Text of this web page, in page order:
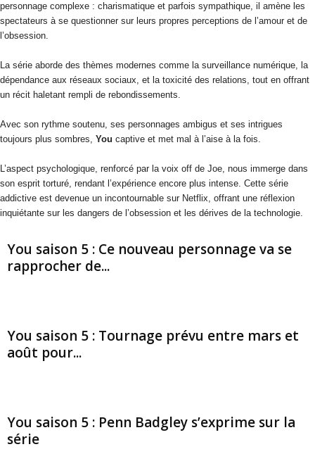
personnage complexe : charismatique et parfois sympathique, il amène les
spectateurs à se questionner sur leurs propres perceptions de l’amour et de
l’obsession.
La série aborde des thèmes modernes comme la surveillance numérique, la
dépendance aux réseaux sociaux, et la toxicité des relations, tout en offrant
un récit haletant rempli de rebondissements.
Avec son rythme soutenu, ses personnages ambigus et ses intrigues
toujours plus sombres, You captive et met mal à l’aise à la fois.
L’aspect psychologique, renforcé par la voix off de Joe, nous immerge dans
son esprit torturé, rendant l’expérience encore plus intense. Cette série
addictive est devenue un incontournable sur Netflix, offrant une réflexion
inquiétante sur les dangers de l’obsession et les dérives de la technologie.
You saison 5 : Ce nouveau personnage va se
rapprocher de...
You saison 5 : Tournage prévu entre mars et
août pour...
You saison 5 : Penn Badgley s’exprime sur la
série